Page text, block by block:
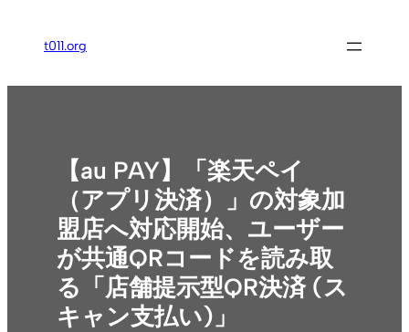
ス
t011.org
【au PAY】「楽天ペイ
（アプリ決済）」の対象加
盟店へ対応開始、ユーザー
が共通QRコードを読み取
る「店舗提示型QR決済 (ス
キャン支払い)」